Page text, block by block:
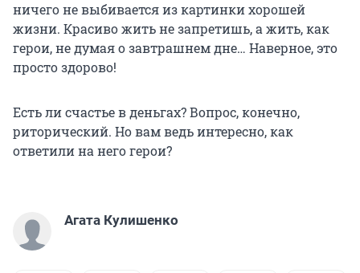
ничего не выбивается из картинки хорошей
жизни. Красиво жить не запретишь, а жить, как
герои, не думая о завтрашнем дне… Наверное, это
просто здорово!
Есть ли счастье в деньгах? Вопрос, конечно,
риторический. Но вам ведь интересно, как
ответили на него герои?
Агата Кулишенко